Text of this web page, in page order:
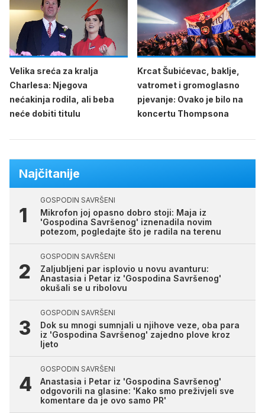
Velika sreća za kralja
Charlesa: Njegova
nećakinja rodila, ali beba
neće dobiti titulu
Krcat Šubićevac, baklje,
vatromet i gromoglasno
pjevanje: Ovako je bilo na
koncertu Thompsona
Najčitanije
GOSPODIN SAVRŠENI
Mikrofon joj opasno dobro stoji: Maja iz
'Gospodina Savršenog' iznenadila novim
potezom, pogledajte što je radila na terenu
GOSPODIN SAVRŠENI
Zaljubljeni par isplovio u novu avanturu:
Anastasia i Petar iz 'Gospodina Savršenog'
okušali se u ribolovu
GOSPODIN SAVRŠENI
Dok su mnogi sumnjali u njihove veze, oba para
iz 'Gospodina Savršenog' zajedno plove kroz
ljeto
GOSPODIN SAVRŠENI
Anastasia i Petar iz 'Gospodina Savršenog'
odgovorili na glasine: 'Kako smo preživjeli sve
komentare da je ovo samo PR'